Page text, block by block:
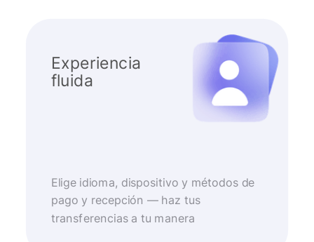
Experiencia
fluida
Elige idioma, dispositivo y métodos de
pago y recepción — haz tus
transferencias a tu manera